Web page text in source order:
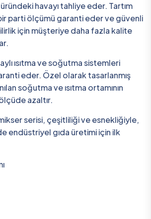
havayı tahliye eder. Tartım
parti ölçümü garanti eder ve güvenli
için müşteriye daha fazla kalite
ısıtma ve soğutma sistemleri
eder. Özel olarak tasarlanmış
soğutma ve ısıtma ortamının
azaltır.
serisi, çeşitliliği ve esnekliğiyle,
endüstriyel gıda üretimi için ilk